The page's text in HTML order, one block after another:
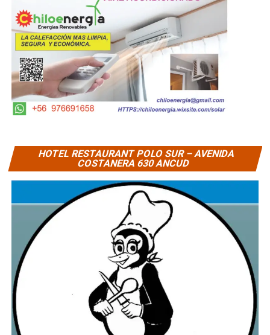
HOTEL RESTAURANT POLO SUR – AVENIDA
COSTANERA 630 ANCUD